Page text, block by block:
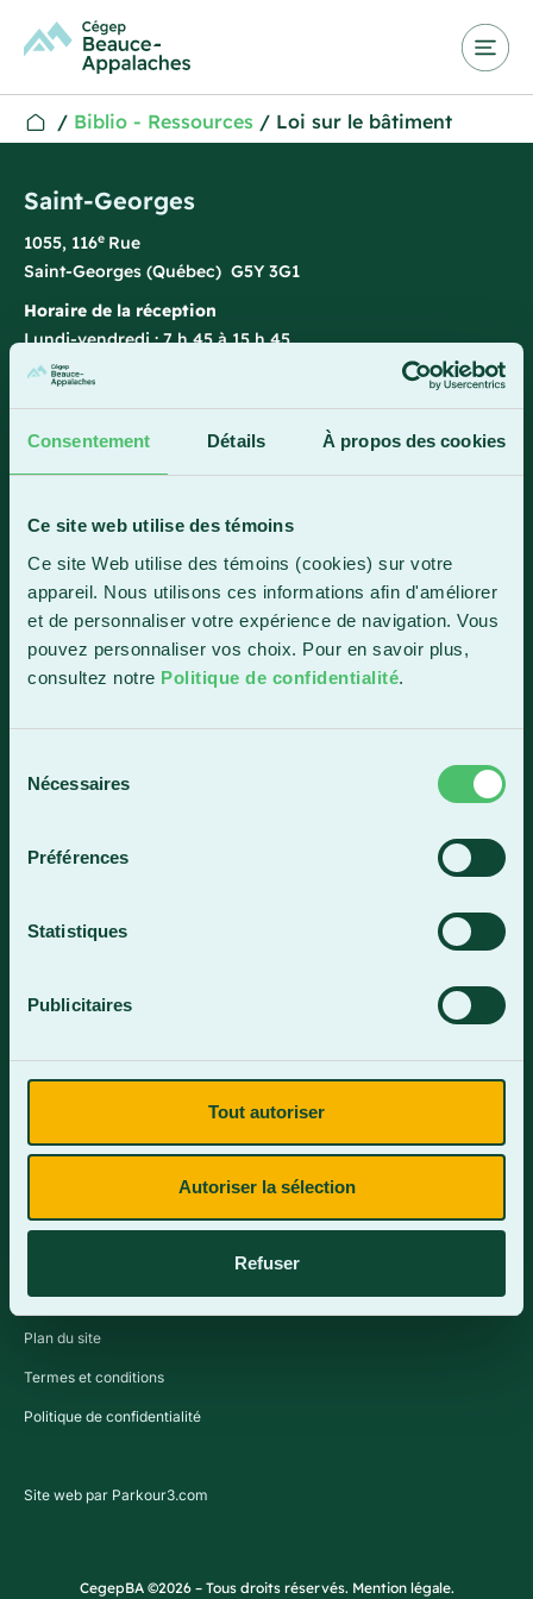
Consentement Détails À propos des cookies
Ce site web utilise des témoins
Ce site Web utilise des témoins (cookies) sur votre
appareil. Nous utilisons ces informations afin d'améliorer
et de personnaliser votre expérience de navigation. Vous
pouvez personnaliser vos choix. Pour en savoir plus,
consultez notre Politique de confidentialité.
Nécessaires
Préférences
Statistiques
Publicitaires
Tout autoriser
Autoriser la sélection
Refuser
/ Biblio - Ressources / Loi sur le bâtiment
Saint-Georges
1055, 116e Rue
Saint-Georges (Québec) G5Y 3G1
Horaire de la réception
Lundi-vendredi : 7 h 45 à 15 h 45
418 228-8896
Sainte-Marie
1150, boul. Vachon Nord
Sainte-Marie (Québec) G6E 0R1
Horaire de la réception
Lundi-vendredi : 7 h 30 à 15 h 30
418 387-8896
Lac-Mégantic
Lac-Mégantic (Québec) G6B 3B4
Lundi-vendredi : 8 h à 16 h
Plan du site
Termes et conditions
Politique de confidentialité
Site web par Parkour3.com
CegepBA ©2026 – Tous droits réservés. Mention légale.